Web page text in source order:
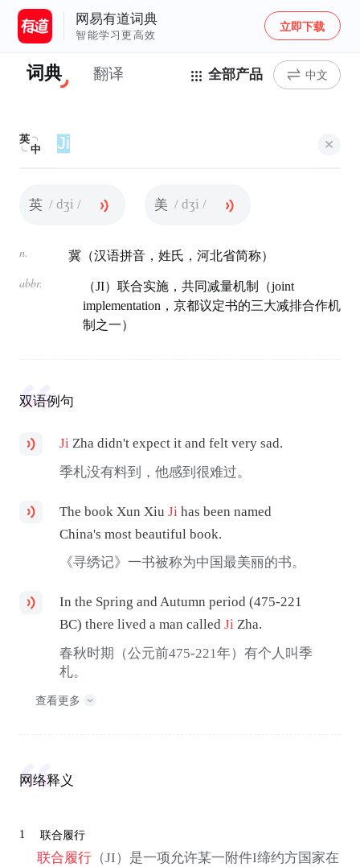
网易有道词典
智能学习更高效
立即下载
词典 翻译 全部产品 中文
英
中
英 / dʒi / 美 / dʒi /
n. 冀（汉语拼音，姓氏，河北省简称）
abbr.
（JI）联合实施，共同减量机制（joint
implementation，京都议定书的三大减排合作机
制之一）
双语例句
Ji Zha didn't expect it and felt very sad.
季札没有料到，他感到很难过。
The book Xun XiuJi has been named
China's most beautiful book.
《寻绣记》一书被称为中国最美丽的书。
In the Spring and Autumn period (475-221
BC) there lived a man calledJi Zha.
春秋时期（公元前475-221年）有个人叫季
札。
查看更多
网络释义
1 联合履行
联合履行（JI）是一项允许某一附件I缔约方国家在